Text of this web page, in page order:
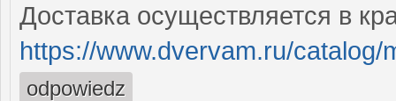
Доставка осуществляется в
https://www.dvervam.ru/
odpowiedz